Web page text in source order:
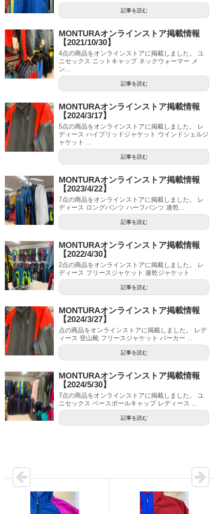
記事を読む
MONTURAオンラインストア掲載情報
【2021/10/30】
4点の商品をオンラインストアに掲載しました。 ユ
ニセックス ニットキャップ ネックウォーマー メ
ン...
記事を読む
MONTURAオンラインストア掲載情報
【2024/3/17】
5点の商品をオンラインストアに掲載しました。 レ
ディース ハイブリッドジャケット ウインドシェルジ
ャケット ...
記事を読む
MONTURAオンラインストア掲載情報
【2023/4/22】
7点の商品をオンラインストアに掲載しました。 レ
ディース ロングパンツ ハーフパンツ 速乾...
記事を読む
MONTURAオンラインストア掲載情報
【2022/4/30】
2点の商品をオンラインストアに掲載しました。 レ
ディース フリースジャケット 速乾ジャケット
記事を読む
MONTURAオンラインストア掲載情報
【2024/3/27】
点の商品をオンラインストアに掲載しました。 レデ
ィース 登山靴 フリースジャケット パーカー ...
記事を読む
MONTURAオンラインストア掲載情報
【2024/5/30】
7点の商品をオンラインストアに掲載しました。 ユ
ニセックス ベースボールキャップ レディース ...
記事を読む